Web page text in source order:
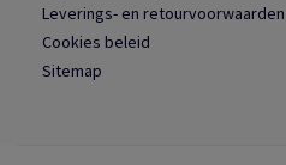
Leverings- en retourvoorwaarden
Cookies beleid
Sitemap